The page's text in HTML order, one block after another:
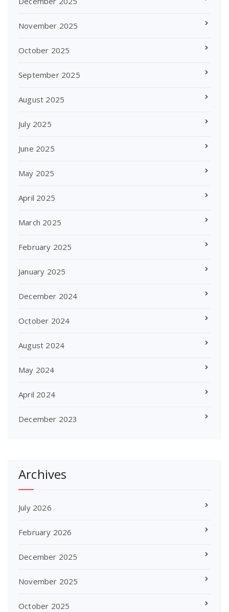
November 2025
October 2025
September 2025
August 2025
July 2025
June 2025
May 2025
April 2025
March 2025
February 2025
January 2025
December 2024
October 2024
August 2024
May 2024
April 2024
December 2023
Archives
July 2026
February 2026
December 2025
November 2025
October 2025